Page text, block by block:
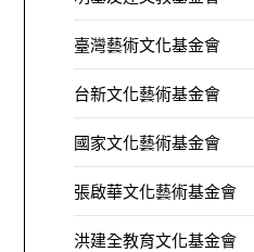
臺灣藝術文化基金會
台新文化藝術基金會
國家文化藝術基金會
張啟華文化藝術基金會
洪建全教育文化基金會